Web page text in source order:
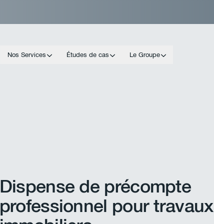
Nos Services Études de cas Le Groupe
Dispense de précompte
professionnel pour travaux